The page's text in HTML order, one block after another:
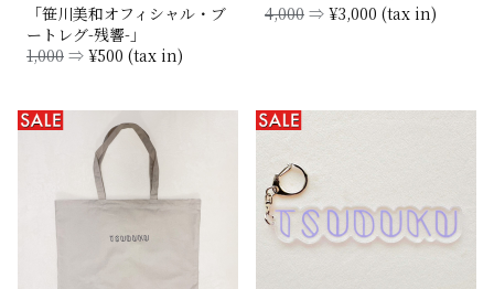
「笹川美和オフィシャル・ブ
ートレグ-残響-」
1,000 ⇒ ¥500 (tax in)
4,000 ⇒ ¥3,000 (tax in)